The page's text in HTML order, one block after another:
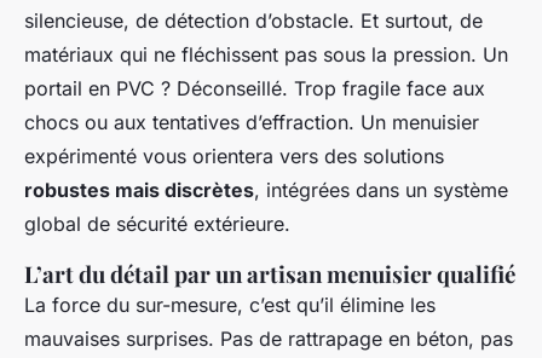
silencieuse, de détection d’obstacle. Et surtout, de
matériaux qui ne fléchissent pas sous la pression. Un
portail en PVC ? Déconseillé. Trop fragile face aux
chocs ou aux tentatives d’effraction. Un menuisier
expérimenté vous orientera vers des solutions
robustes mais discrètes, intégrées dans un système
global de sécurité extérieure.
L’art du détail par un artisan menuisier qualifié
La force du sur-mesure, c’est qu’il élimine les
mauvaises surprises. Pas de rattrapage en béton, pas